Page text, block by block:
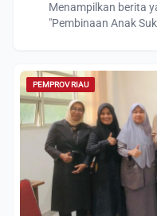
Menampilkan berita
"Pembinaan Anak
PEMPROV RIAU